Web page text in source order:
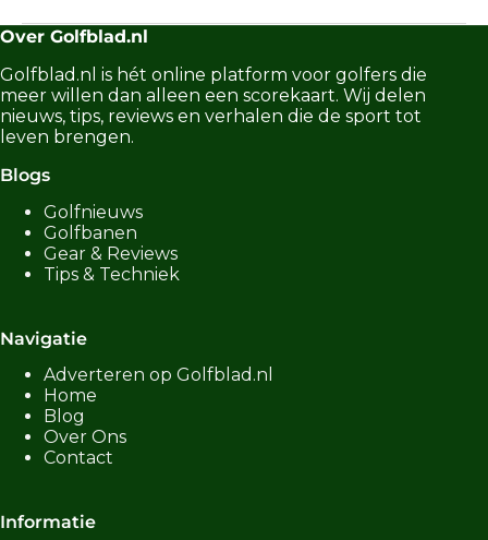
Over Golfblad.nl
Golfblad.nl is hét online platform voor golfers die
meer willen dan alleen een scorekaart. Wij delen
nieuws, tips, reviews en verhalen die de sport tot
leven brengen.
Blogs
Golfnieuws
Golfbanen
Gear & Reviews
Tips & Techniek
Navigatie
Adverteren op Golfblad.nl
Home
Blog
Over Ons
Contact
Informatie